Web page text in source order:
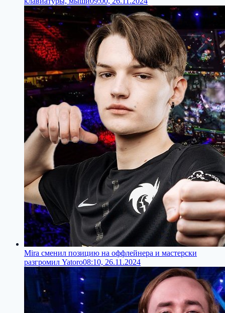
Mira сменил позицию на оффлейнера и мастерски
разгромил Yatoro08:10, 26.11.2024